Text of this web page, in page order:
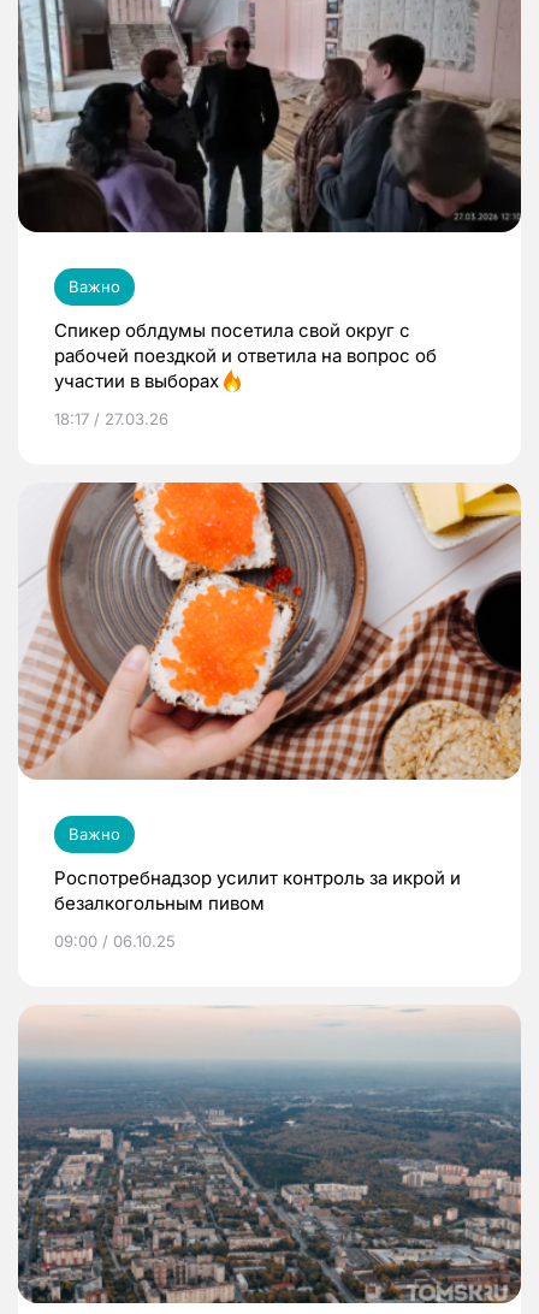
Важно
Спикер облдумы посетила свой округ с
рабочей поездкой и ответила на вопрос об
участии в выборах
18:17 / 27.03.26
Важно
Роспотребнадзор усилит контроль за икрой и
безалкогольным пивом
09:00 / 06.10.25